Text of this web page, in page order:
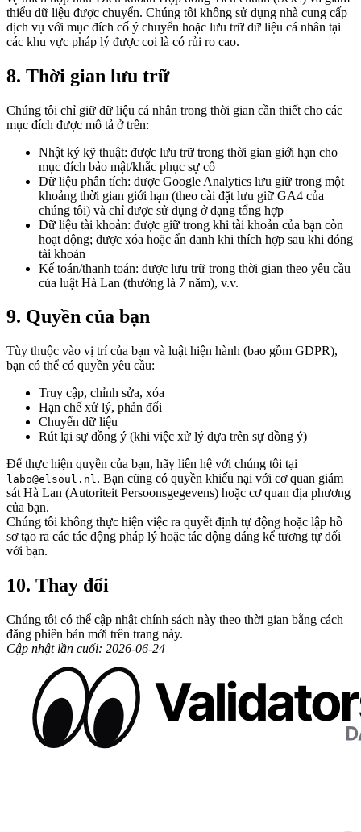
thiểu dữ liệu được chuyển. Chúng tôi không sử dụng nhà cung cấp
dịch vụ với mục đích cố ý chuyển hoặc lưu trữ dữ liệu cá nhân tại
các khu vực pháp lý được coi là có rủi ro cao.
8. Thời gian lưu trữ
Chúng tôi chỉ giữ dữ liệu cá nhân trong thời gian cần thiết cho các
mục đích được mô tả ở trên:
Nhật ký kỹ thuật: được lưu trữ trong thời gian giới hạn cho
mục đích bảo mật/khắc phục sự cố
Dữ liệu phân tích: được Google Analytics lưu giữ trong một
khoảng thời gian giới hạn (theo cài đặt lưu giữ GA4 của
chúng tôi) và chỉ được sử dụng ở dạng tổng hợp
Dữ liệu tài khoản: được giữ trong khi tài khoản của bạn còn
hoạt động; được xóa hoặc ẩn danh khi thích hợp sau khi đóng
tài khoản
Kế toán/thanh toán: được lưu trữ trong thời gian theo yêu cầu
của luật Hà Lan (thường là 7 năm), v.v.
9. Quyền của bạn
Tùy thuộc vào vị trí của bạn và luật hiện hành (bao gồm GDPR),
bạn có thể có quyền yêu cầu:
Truy cập, chỉnh sửa, xóa
Hạn chế xử lý, phản đối
Chuyển dữ liệu
Rút lại sự đồng ý (khi việc xử lý dựa trên sự đồng ý)
Để thực hiện quyền của bạn, hãy liên hệ với chúng tôi tại
labo@elsoul.nl. Bạn cũng có quyền khiếu nại với cơ quan giám
sát Hà Lan (Autoriteit Persoonsgegevens) hoặc cơ quan địa phương
của bạn.
Chúng tôi không thực hiện việc ra quyết định tự động hoặc lập hồ
sơ tạo ra các tác động pháp lý hoặc tác động đáng kể tương tự đối
với bạn.
10. Thay đổi
Chúng tôi có thể cập nhật chính sách này theo thời gian bằng cách
đăng phiên bản mới trên trang này.
Cập nhật lần cuối: 2026-06-24